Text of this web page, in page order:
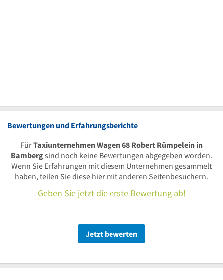
Bewertungen und Erfahrungsberichte
FürTaxiunternehmen Wagen 68 Robert Rümpelein in
Bambergsind noch keine Bewertungen abgegeben worden.
Wenn Sie Erfahrungen mit diesem Unternehmen gesammelt
haben, teilen Sie diese hier mit anderen Seitenbesuchern.
Geben Sie jetzt die erste Bewertung ab!
Jetzt bewerten